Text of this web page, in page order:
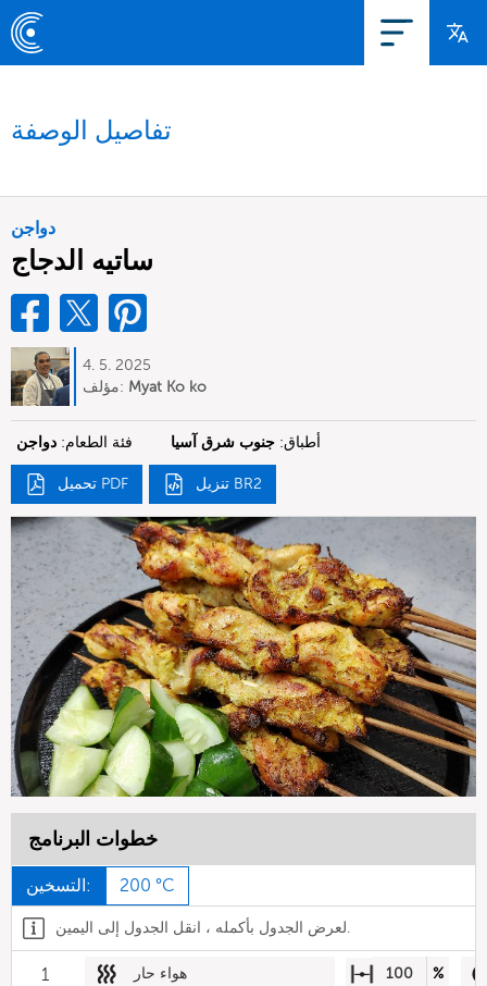
تفاصيل الوصفة
دواجن
ساتيه الدجاج
4. 5. 2025
مؤلف: Myat Ko ko
فئة الطعام: دواجن أطباق: جنوب شرق آسيا
تحميل PDF تنزيل BR2
خطوات البرنامج
التسخين: 200 °C
لعرض الجدول بأكمله ، انقل الجدول إلى اليمين.
1 هواء حار 100 %